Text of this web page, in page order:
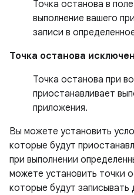
Точка останова в
выполнение вашего
записи в
Точка останова
Точка останова при
приостанавливает
приложения.
Вы можете установить
которые будут
при выполнении
можете установить точки
которые будут записывать